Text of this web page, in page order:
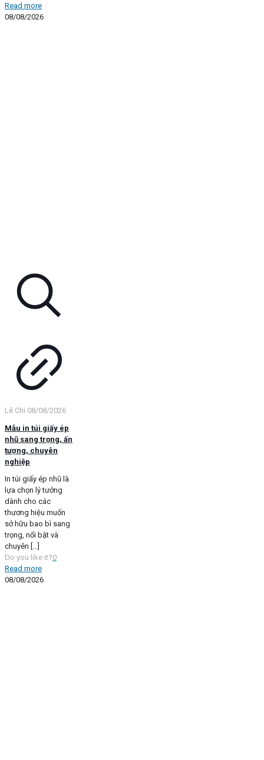
Read more
08/08/2026
Lê Chi 08/08/2026
Mẫu in túi giấy ép
nhũ sang trọng, ấn
tượng, chuyên
nghiệp
In túi giấy ép nhũ là
lựa chọn lý tưởng
dành cho các
thương hiệu muốn
sở hữu bao bì sang
trọng, nổi bật và
chuyên […]
Do you like it?0
Read more
08/08/2026